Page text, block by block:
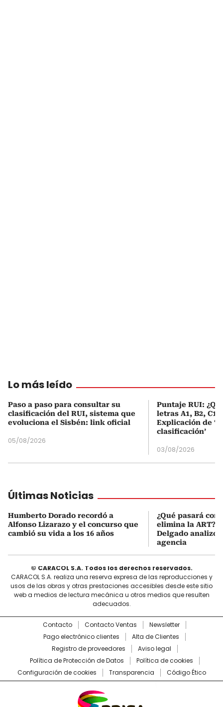
Lo más leído
Paso a paso para consultar su
clasificación del RUI, sistema que
evoluciona el Sisbén: link oficial
05/08/2026
Puntaje RUI:
letras A1, B2, C1
Explicación de
clasificación’
03/08/2026
Últimas Noticias
Humberto Dorado recordó a
Alfonso Lizarazo y el concurso que
cambió su vida a los 16 años
¿Qué pasará con
elimina la ART?
Delgado analizó
agencia
© CARACOL S.A. Todos los derechos reservados.
CARACOL S.A. realiza una reserva expresa de las reproducciones y
usos de las obras y otras prestaciones accesibles desde este sitio
web a medios de lectura mecánica u otros medios que resulten
adecuados.
Contacto Contacto Ventas
Newsletter
Pago electrónico clientes
Alta de Clientes
Registro de proveedores
Aviso legal
Política de Protección de Datos
Política de cookies
Configuración de cookies
Transparencia Código Ético